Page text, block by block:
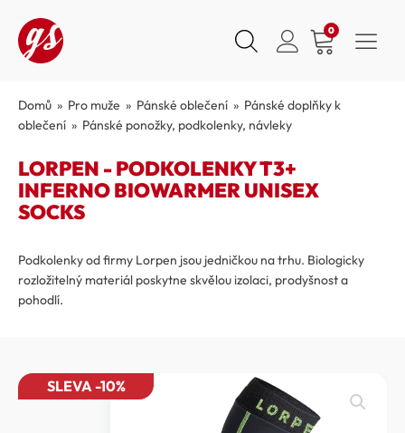
0
Domů » Pro muže » Pánské oblečení » Pánské doplňky k
oblečení » Pánské ponožky, podkolenky, návleky
LORPEN - PODKOLENKY T3+
INFERNO BIOWARMER UNISEX
SOCKS
Podkolenky od firmy Lorpen jsou jedničkou na trhu. Biologicky
rozložitelný materiál poskytne skvělou izolaci, prodyšnost a
pohodlí.
SLEVA -10%